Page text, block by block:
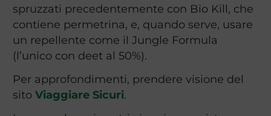
spruzzati precedentemente con Bio Kill, che
contiene permetrina, e, quando serve, usare
un repellente come il Jungle Formula
(l’unico con deet al 50%).
Per approfondimenti, prendere visione del
sito Viaggiare Sicuri.